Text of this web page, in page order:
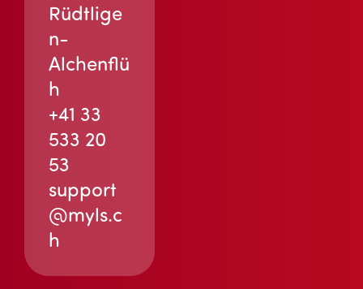
Rüdtlige
n-
Alchenflü
h
+41 33
533 20
53
support
@myls.c
h